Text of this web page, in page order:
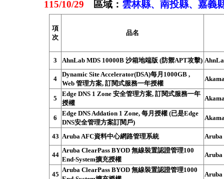
115/10/29 區域： 雲林縣、南投縣、嘉義
項
次
品名
3 AhnLab MDS 10000B 沙箱地端版 (防禦APT攻擊)
4
Dynamic Site Accelerator(DSA)每月1000GB ,
Web 管理方案, 訂閱式服務一年授權
5
Edge DNS 1 Zone 安全管理方案, 訂閱式服務一年
授權
6
Edge DNS Addation 1 Zone, 每月授權 (已是Edge
DNS安全管理方案訂閱戶)
43 Aruba AFC資料中心網路管理系統 Aruba
44
Aruba ClearPass BYOD 無線裝置認證管理100
End-System擴充授權
Aruba
45
Aruba ClearPass BYOD 無線裝置認證管理1000
Aruba